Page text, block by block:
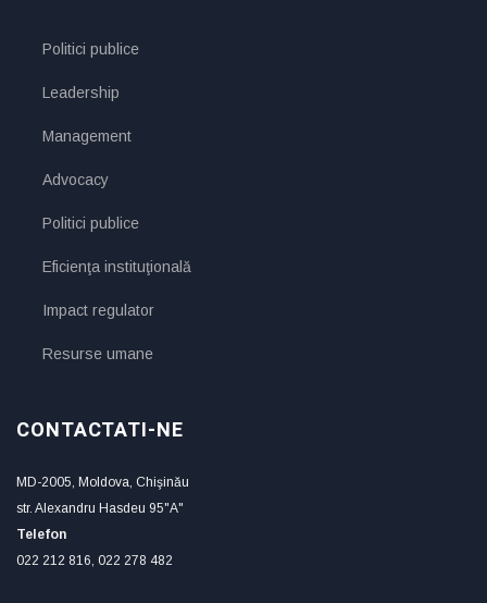
Politici publice
Leadership
Management
Advocacy
Politici publice
Eficienţa instituţională
Impact regulator
Resurse umane
CONTACTATI-NE
MD-2005, Moldova, Chişinău
str. Alexandru Hasdeu 95"A"
Telefon
022 212 816, 022 278 482